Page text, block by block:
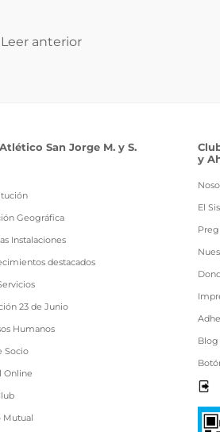
anterior
San Jorge M. y S.
Geográfica
Instalaciones
destacados
23 de Junio
Humanos
Socio
Online
Mutual
y
El
Blog